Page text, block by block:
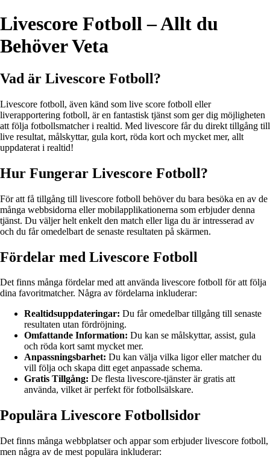
Livescore Fotboll – Allt du
Behöver Veta
Vad är Livescore Fotboll?
Livescore fotboll, även känd som live score fotboll eller
liverapportering fotboll, är en fantastisk tjänst som ger dig möjligheten
att följa fotbollsmatcher i realtid. Med livescore får du direkt tillgång till
live resultat, målskyttar, gula kort, röda kort och mycket mer, allt
uppdaterat i realtid!
Hur Fungerar Livescore Fotboll?
För att få tillgång till livescore fotboll behöver du bara besöka en av de
många webbsidorna eller mobilapplikationerna som erbjuder denna
tjänst. Du väljer helt enkelt den match eller liga du är intresserad av
och du får omedelbart de senaste resultaten på skärmen.
Fördelar med Livescore Fotboll
Det finns många fördelar med att använda livescore fotboll för att följa
dina favoritmatcher. Några av fördelarna inkluderar:
Realtidsuppdateringar: Du får omedelbar tillgång till senaste
resultaten utan fördröjning.
Omfattande Information: Du kan se målskyttar, assist, gula
och röda kort samt mycket mer.
Anpassningsbarhet: Du kan välja vilka ligor eller matcher du
vill följa och skapa ditt eget anpassade schema.
Gratis Tillgång: De flesta livescore-tjänster är gratis att
använda, vilket är perfekt för fotbollsälskare.
Populära Livescore Fotbollsidor
Det finns många webbplatser och appar som erbjuder livescore fotboll,
men några av de mest populära inkluderar: